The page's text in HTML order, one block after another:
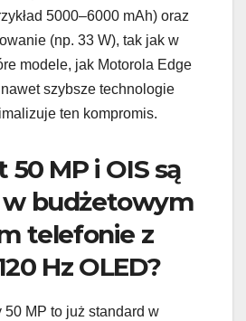
5000–6000 mAh) oraz
(np. 33 W), tak jak w
modele, jak Motorola Edge
szybsze technologie
ten kompromis.
50 MP i OIS są
budżetowym
telefonie z
Hz OLED?
50 MP to już standard w